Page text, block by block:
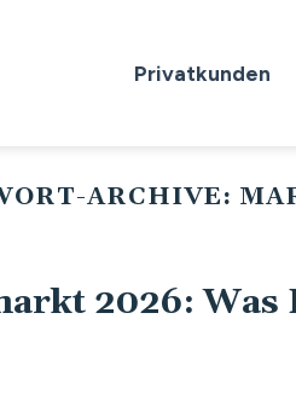
Privatkunden
ARCHIVE:
2026: Was